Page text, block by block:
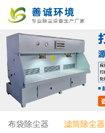
布袋除尘器 滤筒除尘器